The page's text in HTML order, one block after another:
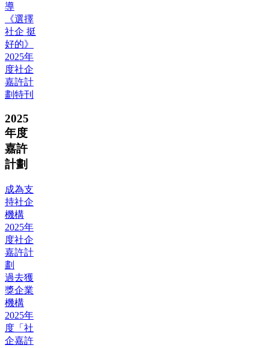
導
《選擇
社企 挺
好的》
2025年
度社企
嘉許計
劃特刊
2025
年度
嘉許
計劃
成為支
持社企
機構
2025年
度社企
嘉許計
劃
過去獲
獎企業
機構
2025年
度「社
企嘉許